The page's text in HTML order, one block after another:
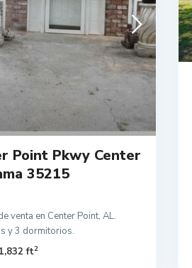
Point Pkwy Center
35215
venta en Center Point, AL.
y 3 dormitorios.
1,832 ft2